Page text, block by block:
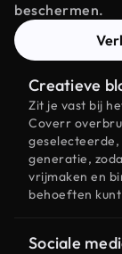
beschermen.
Creatieve
Zit je vast bij
Coverr
geselecteerde,
generatie,
vrijmaken en
behoeften
Sociale